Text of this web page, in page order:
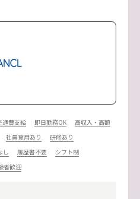
通費支給 即日勤務OK
高収入・高額
社員登用あり
研修あり
し 履歴書不要
シフト制
者歓迎